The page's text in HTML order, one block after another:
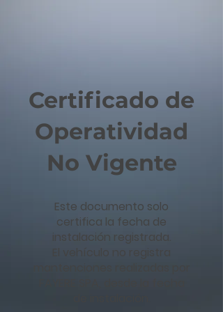
Certificado de
Operatividad
No Vigente
Este documento solo
certifica la fecha de
instalación registrada.
El vehículo no registra